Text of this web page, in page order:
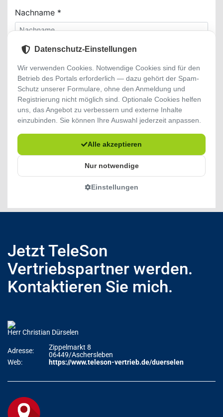
Jetzt TeleSon
Vertriebspartner werden.
Kontaktieren Sie mich.
Herr Christian Dürselen
Adresse:
Zippelmarkt 8
06449/Aschersleben
Web:
https://www.teleson-vertrieb.de/duerselen